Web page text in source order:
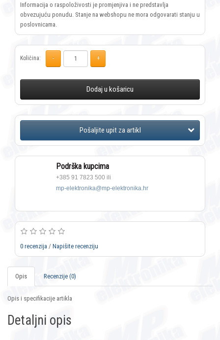
Informacija o raspoloživosti je promjenjiva i ne predstavlja
obvezujuću ponudu. Stanje na webshopu ne mora odgovarati stanju u
poslovnicama.
Količina:
Dodaj u košaricu
Podrška kupcima
+385 91 7823 500 ili
mp-elektronika@mp-elektronika.hr
0 recenzija / Napišite recenziju
Opis Recenzije (0)
Opis i specifikacije artikla
Detaljni opis